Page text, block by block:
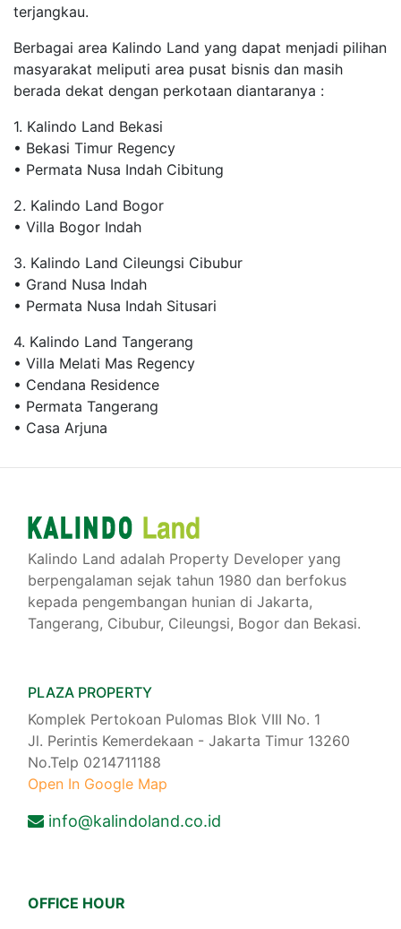
terjangkau.
Berbagai area Kalindo Land yang dapat menjadi pilihan
masyarakat meliputi area pusat bisnis dan masih
berada dekat dengan perkotaan diantaranya :
1. Kalindo Land Bekasi
• Bekasi Timur Regency
• Permata Nusa Indah Cibitung
2. Kalindo Land Bogor
• Villa Bogor Indah
3. Kalindo Land Cileungsi Cibubur
• Grand Nusa Indah
• Permata Nusa Indah Situsari
4. Kalindo Land Tangerang
• Villa Melati Mas Regency
• Cendana Residence
• Permata Tangerang
• Casa Arjuna
Kalindo Land adalah Property Developer yang
berpengalaman sejak tahun 1980 dan berfokus
kepada pengembangan hunian di Jakarta,
Tangerang, Cibubur, Cileungsi, Bogor dan Bekasi.
PLAZA PROPERTY
Komplek Pertokoan Pulomas Blok VIII No. 1
Jl. Perintis Kemerdekaan - Jakarta Timur 13260
No.Telp 0214711188
Open In Google Map
info@kalindoland.co.id
OFFICE HOUR